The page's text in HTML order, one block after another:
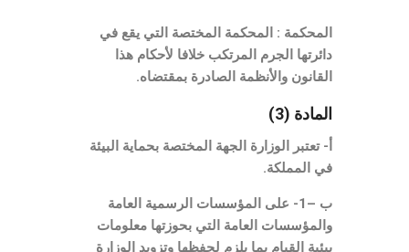
المحكمة : المحكمة المختصة التي يقع في
دائرتها الجرم المرتكب خلافا لأحكام هذا
القانون والأنظمة الصادرة بمقتضاه.
المادة (3)
أ- تعتبر الوزارة الجهة المختصة بحماية البيئة
في المملكة.
ب –
1- على المؤسسات الرسمية العامة
والمؤسسات العامة التي بحوزتها معلومات
بيئية القيام بما يلزم لحفظها وتزويد الوزارة